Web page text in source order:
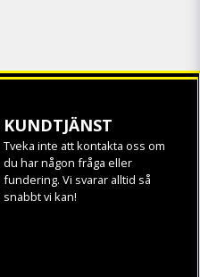
KUNDTJÄNST
Tveka inte att kontakta oss om
du har någon fråga eller
fundering. Vi svarar alltid så
snabbt vi kan!